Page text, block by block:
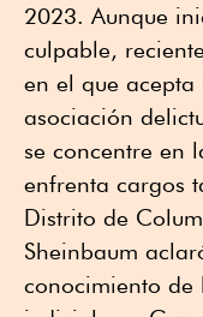
2023. Aunque
culpable,
en el que
asociación
se concentre en
enfrenta cargos
Distrito de
Sheinbaum
conocimiento de